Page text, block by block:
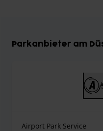
Parkanbieter am
Airport Park Service